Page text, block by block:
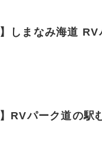
】しまなみ海道
】RVパーク道の駅